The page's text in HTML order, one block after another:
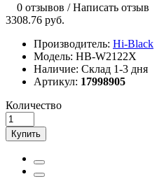
0 отзывов /Написать отзыв
3308.76 руб.
Производитель: Hi-Black
Модель: HB-W2122X
Наличие: Склад 1-3 дня
Артикул: 17998905
Количество
Купить